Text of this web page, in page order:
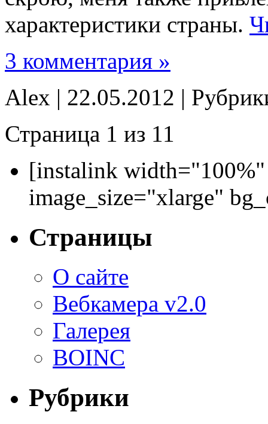
характеристики страны.
3 комментария »
Alex | 22.05.2012 |
Страница 1 из 1 1
[instalink
image_size="xlarge"
Страницы
О сайте
Вебкамера v2.0
Галерея
BOINC
Рубрики